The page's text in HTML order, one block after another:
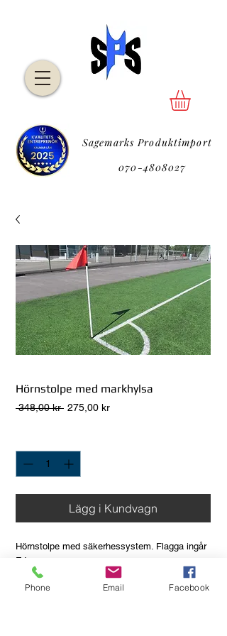
P
Sagemarks Produktimport
070-4808027
P
Hörnstolpe med markhylsa
348,00 kr Ordinarie
275,00 krReapris
Lägg i Kundvagn
Hörnstolpe med säkerhessystem. Flagga ingår
EJ.
- Hörnstolpe med markhylsa.
- Brottsäker plast.
Phone Email Facebook